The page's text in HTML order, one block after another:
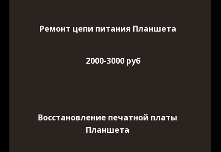
Ремонт цепи питания Планшета
2000-3000 руб
Восстановление печатной платы
Планшета